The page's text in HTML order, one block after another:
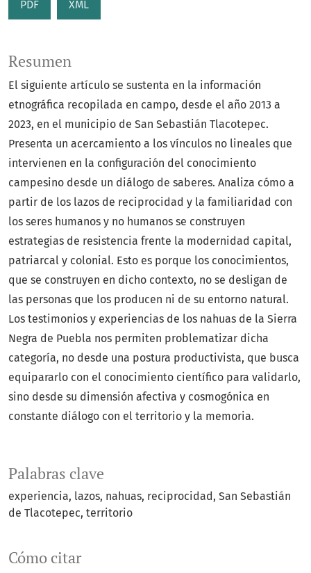
PDF XML
Palabras clave
experiencia lazos nahuas reciprocidad San Sebastián
de Tlacotepec territorio
Cómo citar
Resumen
El siguiente artículo se sustenta en la información
etnográfica recopilada en campo, desde el año 2013 a
2023, en el municipio de San Sebastián Tlacotepec.
Presenta un acercamiento a los vínculos no lineales que
intervienen en la configuración del conocimiento
campesino desde un diálogo de saberes. Analiza cómo a
partir de los lazos de reciprocidad y la familiaridad con
los seres humanos y no humanos se construyen
estrategias de resistencia frente la modernidad capital,
patriarcal y colonial. Esto es porque los conocimientos,
que se construyen en dicho contexto, no se desligan de
las personas que los producen ni de su entorno natural.
Los testimonios y experiencias de los nahuas de la Sierra
Negra de Puebla nos permiten problematizar dicha
categoría, no desde una postura productivista, que busca
equipararlo con el conocimiento científico para validarlo,
sino desde su dimensión afectiva y cosmogónica en
constante diálogo con el territorio y la memoria.